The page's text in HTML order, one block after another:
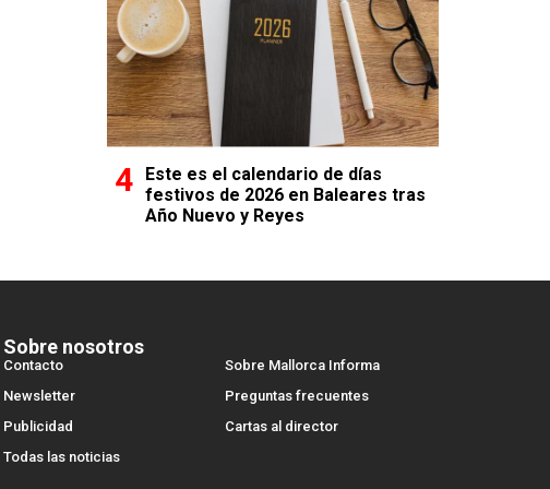
Este es el calendario de días
festivos de 2026 en Baleares tras
Año Nuevo y Reyes
Sobre nosotros
Contacto
Sobre Mallorca Informa
Newsletter
Preguntas frecuentes
Publicidad
Cartas al director
Todas las noticias